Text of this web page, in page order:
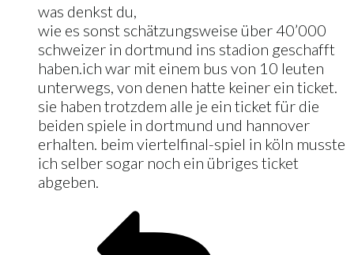
was denkst du,
wie es sonst schätzungsweise über 40’000
schweizer in dortmund ins stadion geschafft
haben.ich war mit einem bus von 10 leuten
unterwegs, von denen hatte keiner ein ticket.
sie haben trotzdem alle je ein ticket für die
beiden spiele in dortmund und hannover
erhalten. beim viertelfinal-spiel in köln musste
ich selber sogar noch ein übriges ticket
abgeben.